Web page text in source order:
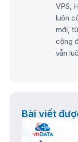
VPS,
luôn
mới,
cộng
vẫn
Bài viết